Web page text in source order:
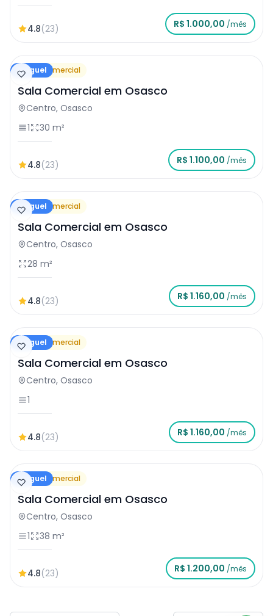
4.8(23) R$ 1.000,00 /mês
Aluguel
Sala Comercial
Sala Comercial em Osasco
Centro, Osasco
1
30 m²
4.8(23) R$ 1.100,00 /mês
Aluguel
Sala Comercial
Sala Comercial em Osasco
Centro, Osasco
28 m²
4.8(23) R$ 1.160,00 /mês
Aluguel
Sala Comercial
Sala Comercial em Osasco
Centro, Osasco
1
4.8(23) R$ 1.160,00 /mês
Aluguel
Sala Comercial
Sala Comercial em Osasco
Centro, Osasco
1
38 m²
4.8(23) R$ 1.200,00 /mês